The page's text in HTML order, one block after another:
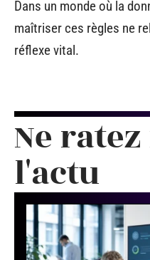
Dans un monde où la
maîtriser ces règles ne
réflexe vital.
Ne
l'actu